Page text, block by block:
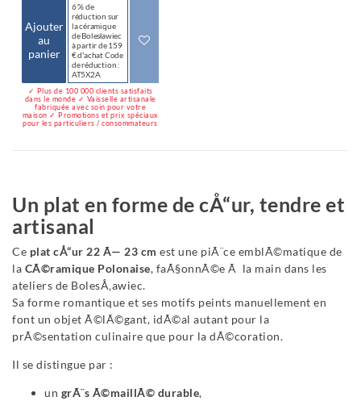
Ajouter
au
panier
6 % de
réduction sur
la céramique
de Bolesławiec
à partir de 159
€ d'achat Code
de réduction :
AT5X2A
✓ Plus de 100 000 clients satisfaits
dans le monde ✓ Vaisselle artisanale
fabriquée avec soin pour votre
maison ✓ Promotions et prix spéciaux
pour les particuliers / consommateurs
Un plat en forme de cÅ“ur, tendre et
artisanal
Ce plat cÅ“ur 22 Ã— 23 cm est une piÃ¨ce emblÃ©matique de
la CÃ©ramique Polonaise, faÃ§onnÃ©e Ã la main dans les
ateliers de BolesÅ‚awiec.
Sa forme romantique et ses motifs peints manuellement en
font un objet Ã©lÃ©gant, idÃ©al autant pour la
prÃ©sentation culinaire que pour la dÃ©coration.
Il se distingue par :
un grÃ¨s Ã©maillÃ© durable,